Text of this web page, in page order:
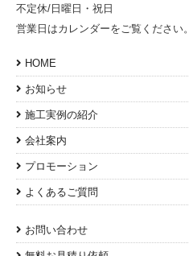
不定休/日曜日・祝日
営業日はカレンダーをご覧ください。
HOME
お知らせ
施工実例の紹介
会社案内
プロモーション
よくあるご質問
お問い合わせ